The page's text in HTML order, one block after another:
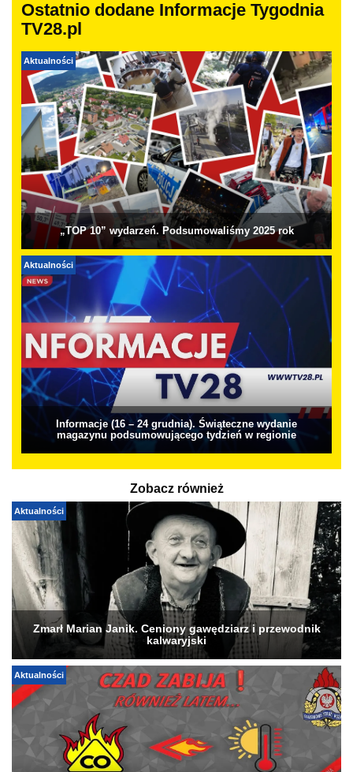
Ostatnio dodane Informacje Tygodnia
TV28.pl
Aktualności
„TOP 10” wydarzeń. Podsumowaliśmy 2025 rok
Aktualności
Informacje (16 – 24 grudnia). Świąteczne wydanie
magazynu podsumowującego tydzień w regionie
Zobacz również
Aktualności
Zmarł Marian Janik. Ceniony gawędziarz i przewodnik
kalwaryjski
Aktualności